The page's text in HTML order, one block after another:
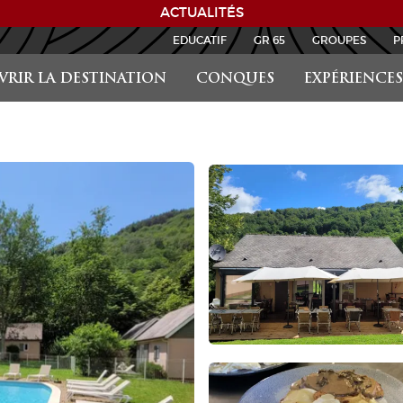
ACTUALITÉS
LA DESTINATION CONQUES EXPÉRIENCES
EDUCATIF GR 65 GROUPES